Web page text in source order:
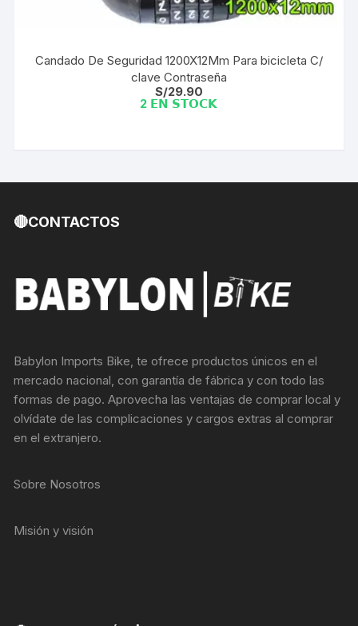
Candado De Seguridad 1200X12Mm Para bicicleta C/
clave Contraseña
S/29.90
2 𝗘𝗡 𝗦𝗧𝗢𝗖𝗞
🔴CONTACTOS
Babylon Imports Bike, te ofrece productos únicos en el
mercado nacional, con garantía de fábrica y con todo las
formas de pago. Aprovecha las ventajas de comprar local y
olvídate de las complicaciones y cargos extras al comprar
en el extranjero.
Sobre Nosotros
Misión y visión